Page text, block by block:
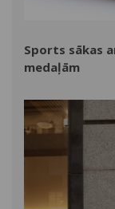
Sports sākas
medaļām